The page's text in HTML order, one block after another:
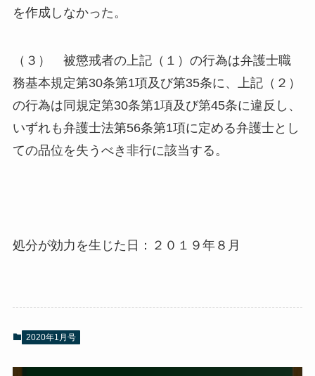
を作成しなかった。
（３） 被懲戒者の上記（１）の行為は弁護士職
務基本規定第30条第1項及び第35条に、上記（２）
の行為は同規定第30条第1項及び第45条に違反し、
いずれも弁護士法第56条第1項に定める弁護士とし
ての品位を失うべき非行に該当する。
処分が効力を生じた日：２０１９年８月
2020年1月号